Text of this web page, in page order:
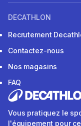
DECATHLON
Recrutement
Contactez-nous
Nos magasins
FAQ
Vous pratiquez le
l'équipement pour